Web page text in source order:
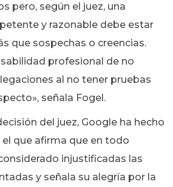
pero, según el juez, una
y razonable debe estar
que sospechas o creencias.
profesional de no
al no tener pruebas
señala Fogel.
del juez, Google ha hecho
que afirma que en todo
injustificadas las
y señala su alegría por la